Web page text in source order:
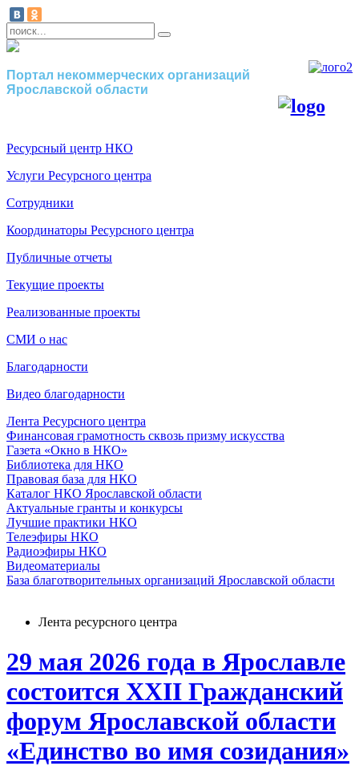
Портал некоммерческих организаций
Ярославской области
Ресурсный центр НКО
Услуги Ресурсного центра
Сотрудники
Координаторы Ресурсного центра
Публичные отчеты
Текущие проекты
Реализованные проекты
СМИ о нас
Благодарности
Видео благодарности
Лента Ресурсного центра
Финансовая грамотность сквозь призму искусства
Газета «Окно в НКО»
Библиотека для НКО
Правовая база для НКО
Каталог НКО Ярославской области
Актуальные гранты и конкурсы
Лучшие практики НКО
Телеэфиры НКО
Радиоэфиры НКО
Видеоматериалы
База благотворительных организаций Ярославской области
Лента ресурсного центра
29 мая 2026 года в Ярославле
состоится ХХII Гражданский
форум Ярославской области
«Единство во имя созидания»